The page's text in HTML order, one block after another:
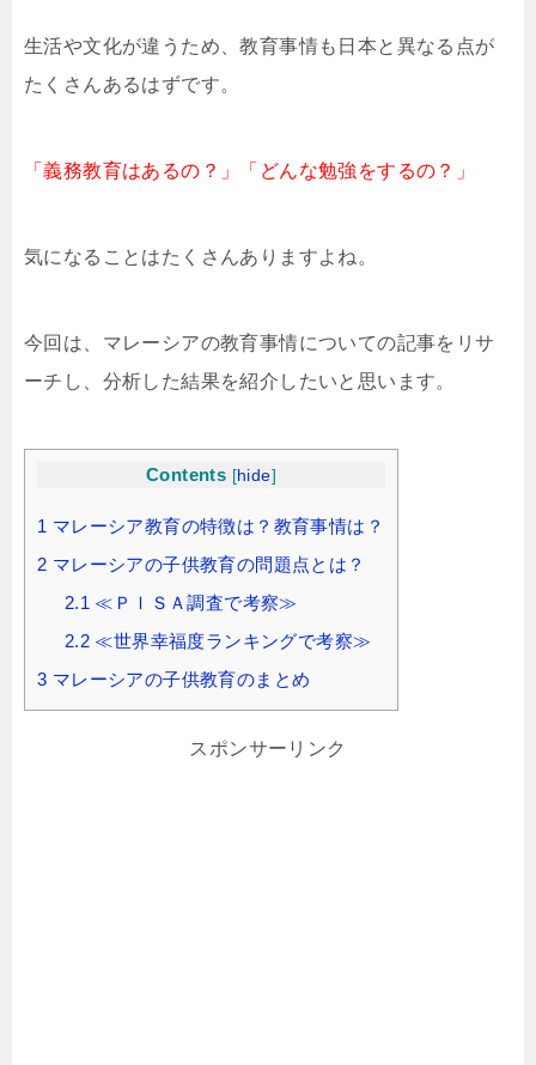
生活や文化が違うため、教育事情も日本と異なる点が
たくさんあるはずです。
「義務教育はあるの？」「どんな勉強をするの？」
気になることはたくさんありますよね。
今回は、マレーシアの教育事情についての記事をリサ
ーチし、分析した結果を紹介したいと思います。
Contents [hide]
1 マレーシア教育の特徴は？教育事情は？
2 マレーシアの子供教育の問題点とは？
2.1 ≪ＰＩＳＡ調査で考察≫
2.2 ≪世界幸福度ランキングで考察≫
3 マレーシアの子供教育のまとめ
スポンサーリンク